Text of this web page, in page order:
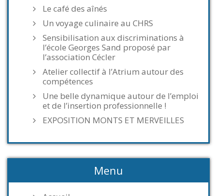
Le café des aînés
Un voyage culinaire au CHRS
Sensibilisation aux discriminations à
l’école Georges Sand proposé par
l’association Cécler
Atelier collectif à l’Atrium autour des
compétences
Une belle dynamique autour de l’emploi
et de l’insertion professionnelle !
EXPOSITION MONTS ET MERVEILLES
Menu